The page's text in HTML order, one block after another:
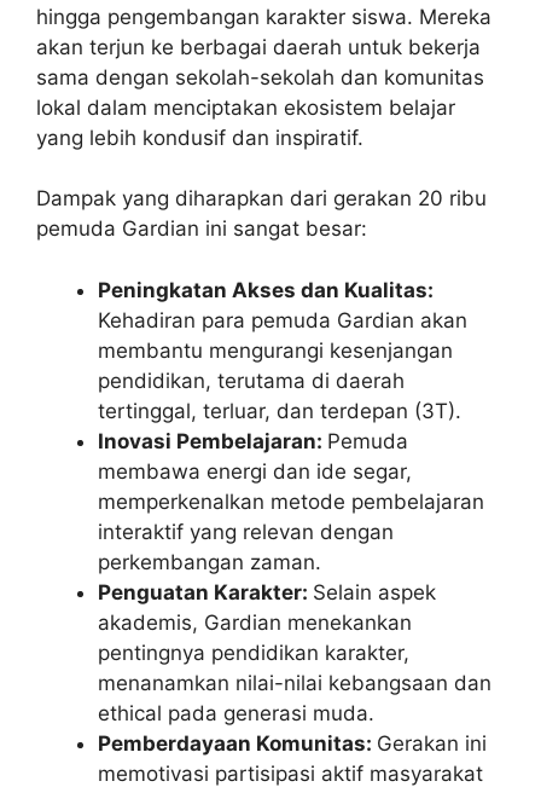
hingga pengembangan karakter siswa. Mereka
akan terjun ke berbagai daerah untuk bekerja
sama dengan sekolah-sekolah dan komunitas
lokal dalam menciptakan ekosistem belajar
yang lebih kondusif dan inspiratif.
Dampak yang diharapkan dari gerakan 20 ribu
pemuda Gardian ini sangat besar:
Peningkatan Akses dan Kualitas:
Kehadiran para pemuda Gardian akan
membantu mengurangi kesenjangan
pendidikan, terutama di daerah
tertinggal, terluar, dan terdepan (3T).
Inovasi Pembelajaran: Pemuda
membawa energi dan ide segar,
memperkenalkan metode pembelajaran
interaktif yang relevan dengan
perkembangan zaman.
Penguatan Karakter: Selain aspek
akademis, Gardian menekankan
pentingnya pendidikan karakter,
menanamkan nilai-nilai kebangsaan dan
ethical pada generasi muda.
Pemberdayaan Komunitas: Gerakan ini
memotivasi partisipasi aktif masyarakat